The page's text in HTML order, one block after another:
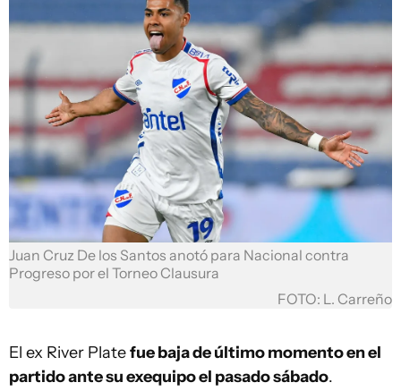
Juan Cruz De los Santos anotó para Nacional contra
Progreso por el Torneo Clausura
FOTO: L. Carreño
El ex River Platefue baja de último momento en el
partido ante su exequipo el pasado sábado.